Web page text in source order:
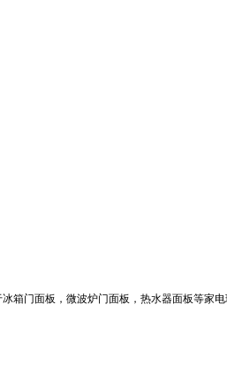
箱门面板，微波炉门面板，热水器面板等家